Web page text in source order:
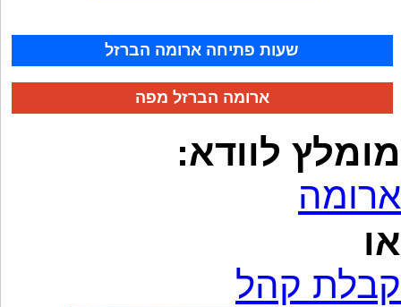
שעות פתיחה ארומה הברזל
ארומה הברזל מפה
מומלץ לוודא:
ארומה
או
קבלת קהל